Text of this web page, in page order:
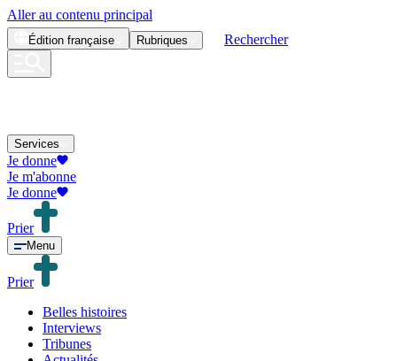
Aller au contenu principal
Édition française Rubriques Rechercher
Services
Je donne
Je m'abonne
Je donne
Prier
Menu
Prier
Belles histoires
Interviews
Tribunes